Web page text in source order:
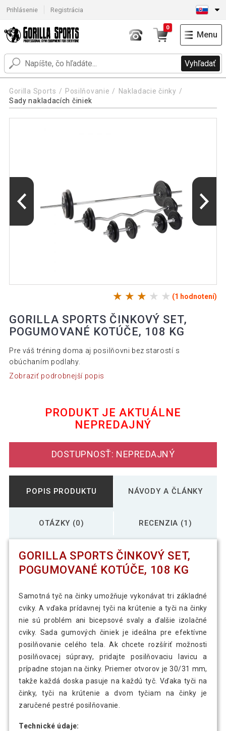
Prihlásenie Registrácia
Vyhľadať
0
Menu
Gorilla Sports Posilňovanie
Nakladacie činky
Sady nakladacích činiek
(1 hodnotení)
GORILLA SPORTS ČINKOVÝ SET,
POGUMOVANÉ KOTÚČE, 108 KG
Pre váš tréning doma aj posilňovni bez starostí s
obúchaním podlahy.
Zobraziť podrobnejší popis
PRODUKT JE AKTUÁLNE
NEPREDAJNÝ
DOSTUPNOSŤ: NEPREDAJNÝ
POPIS PRODUKTU NÁVODY A ČLÁNKY
OTÁZKY (0) RECENZIA (1)
GORILLA SPORTS ČINKOVÝ SET,
POGUMOVANÉ KOTÚČE, 108 KG
Samotná tyč na činky umožňuje vykonávat tri základné
cviky. A vďaka prídavnej tyči na krútenie a tyči na činky
nie sú problém ani bicepsové svaly a ďalšie izolačné
cviky. Sada gumových činiek je ideálna pre efektívne
posilňovanie celého tela. Ak chcete rozšíriť možnosti
posilňovacej súpravy, pridajte posilňovaciu lavicu a
prípadne stojan na činky. Priemer otvorov je 30/31 mm,
takže každá doska pasuje na každú tyč. Vďaka tyči na
činky, tyči na krútenie a dvom tyčiam na činky je
zaručené pestré posilňovanie.
Technické údaje: